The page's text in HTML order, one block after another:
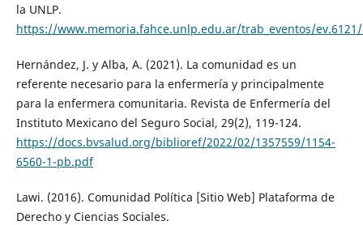
la UNLP.
https://www.memoria.fahce.unlp.edu.ar/trab_eventos/
Hernández, J. y Alba, A. (2021). La comunidad es un
referente necesario para la enfermería y principalmente
para la enfermera comunitaria. Revista de Enfermería del
Instituto Mexicano del Seguro Social, 29(2), 119-124.
https://docs.bvsalud.org/biblioref/2022/02/1357559/1154-
6560-1-pb.pdf
Lawi. (2016). Comunidad Política [Sitio Web] Plataforma de
Derecho y Ciencias Sociales.